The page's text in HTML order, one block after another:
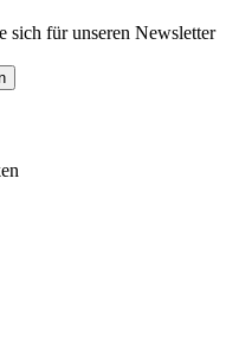
sich für unseren Newsletter